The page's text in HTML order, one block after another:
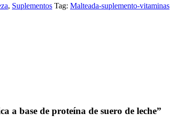
, Suplementos Tag: Malteada-suplemento-vitaminas
a base de proteína de suero de leche”